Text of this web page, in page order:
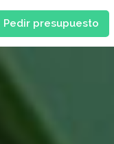
Pedir presupuesto